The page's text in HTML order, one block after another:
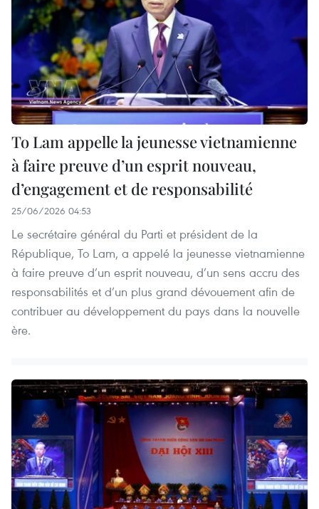
To Lam appelle la jeunesse vietnamienne
à faire preuve d’un esprit nouveau,
d’engagement et de responsabilité
25/06/2026 04:53
Le secrétaire général du Parti et président de la
République, To Lam, a appelé la jeunesse vietnamienne
à faire preuve d’un esprit nouveau, d’un sens accru des
responsabilités et d’un plus grand dévouement afin de
contribuer au développement du pays dans la nouvelle
ère.